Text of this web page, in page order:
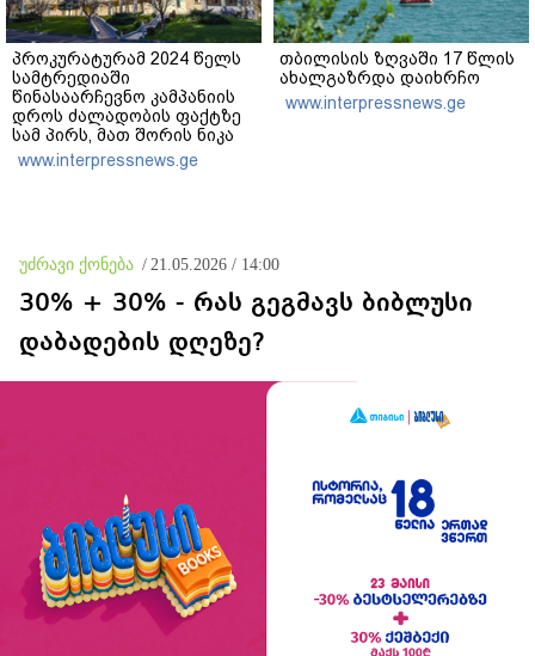
პროკურატურამ 2024 წელს
სამტრედიაში
წინასაარჩევნო კამპანიის
დროს ძალადობის ფაქტზე
სამ პირს, მათ შორის ნიკა
მელიას თანმხლებ პირებს
ბრალდება წარუდგინა
www.interpressnews.ge
თბილისის ზღვაში 17 წლის
ახალგაზრდა დაიხრჩო
www.interpressnews.ge
უძრავი ქონება / 21.05.2026 / 14:00
30% + 30% - რას გეგმავს ბიბლუსი
დაბადების დღეზე?